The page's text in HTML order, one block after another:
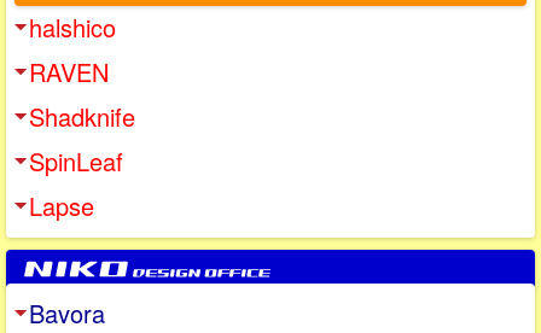
halshico
RAVEN
Shadknife
SpinLeaf
Lapse
Bavora